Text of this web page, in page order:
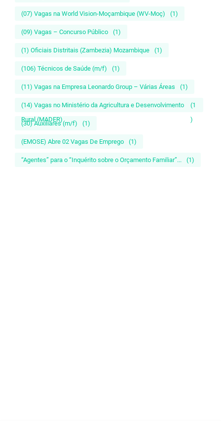
(07) Vagas na World Vision-Moçambique (WV-Moç) (1)
(09) Vagas – Concurso Público (1)
(1) Oficiais Distritais (Zambezia) Mozambique (1)
(106) Técnicos de Saúde (m/f) (1)
(11) Vagas na Empresa Leonardo Group – Várias Áreas (1)
(14) Vagas no Ministério da Agricultura e Desenvolvimento
Rural (MADER)
(1
)
(30) Auxiliares (m/f) (1)
(EMOSE) Abre 02 Vagas De Emprego (1)
“Agentes” para o “Inquérito sobre o Orçamento Familiar”... (1)